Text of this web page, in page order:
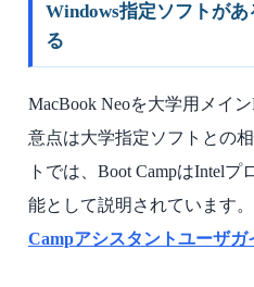
Windows指定ソフトが
る
MacBook Neoを大学用メイ
意点は大学指定ソフトとの
トでは、Boot CampはIntel
能として説明されています
Campアシスタントユーザガ